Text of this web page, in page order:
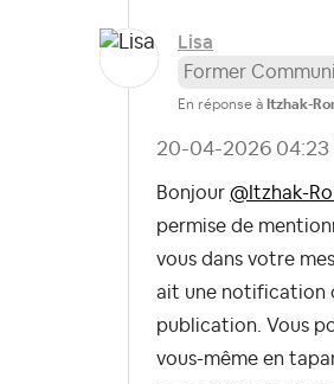
Lisa
Former
En réponse à Itzhak-
‎20-04-2026 04:23
Bonjour @Itzhak-
permise de
vous dans votre
ait une notification
publication. Vous
vous-même en